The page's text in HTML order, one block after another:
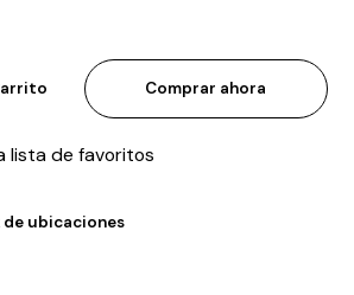
Comprar ahora
lista de favoritos
ubicaciones